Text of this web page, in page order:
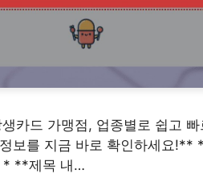
카드 가맹점, 업종별로 쉽고
정보를 지금 바로 확인하세요
* **제목 내…